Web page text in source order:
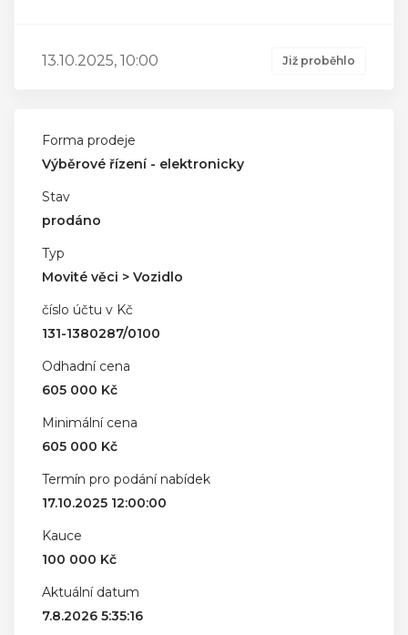
13.10.2025, 10:00 Již proběhlo
Forma prodeje
Výběrové řízení - elektronicky
Stav
prodáno
Typ
Movité věci > Vozidlo
číslo účtu v Kč
131-1380287/0100
Odhadní cena
605 000 Kč
Minimální cena
605 000 Kč
Termín pro podání nabídek
17.10.2025 12:00:00
Kauce
100 000 Kč
Aktuální datum
7.8.2026 5:35:16